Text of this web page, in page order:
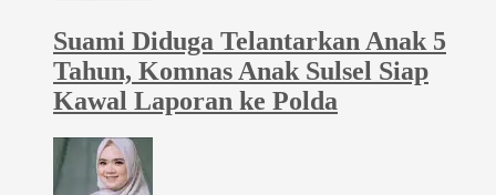
Suami Diduga Telantarkan Anak 5
Tahun, Komnas Anak Sulsel Siap
Kawal Laporan ke Polda